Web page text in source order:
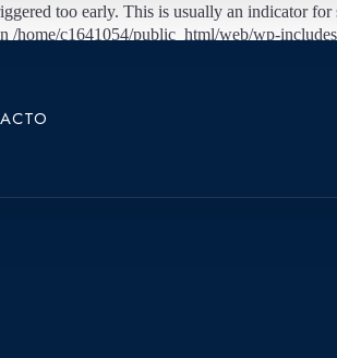
too early. This is usually an indicator
/home/c1641054/public_html/web/wp-